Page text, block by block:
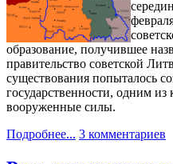
образование, получившее
правительство советской
существования попыталось
государственности, одним
вооруженные силы.
Подробнее... 3 комментариев